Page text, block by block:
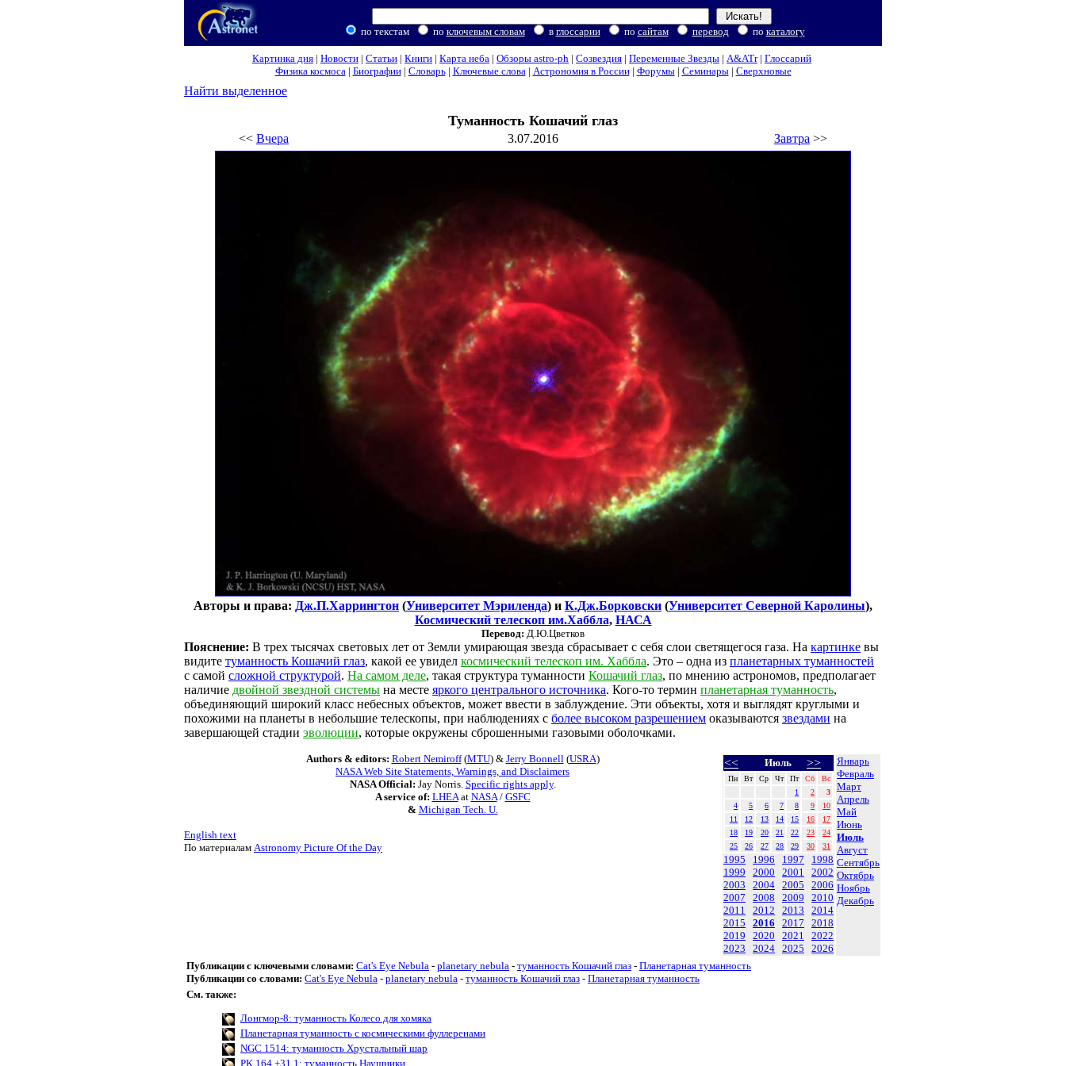
по текстам по ключевым словам в глоссарии по сайтам перевод по каталогу
Картинка дня | Новости | Статьи | Книги | Карта неба | Обзоры astro-ph | Созвездия | Переменные Звезды | A&ATr| Глоссарий
Физика космоса| Биографии| Словарь| Ключевые слова| Астрономия в России| Форумы| Семинары| Сверхновые
Найти выделенное
Туманность Кошачий глаз
<< Вчера 3.07.2016 Завтра >>
Авторы и права: Дж.П.Харрингтон (Университет Мэриленда) и К.Дж.Борковски (Университет Северной Каролины),
Космический телескоп им.Хаббла, НАСА
Перевод: Д.Ю.Цветков
Пояснение: В трех тысячах световых лет от Земли умирающая звезда сбрасывает с себя слои светящегося газа. На картинке вы
видите туманность Кошачий глаз, какой ее увидел космический телескоп им. Хаббла. Это – одна из планетарных туманностей
с самой сложной структурой. На самом деле, такая структура туманности Кошачий глаз, по мнению астрономов, предполагает
наличие двойной звездной системы на месте яркого центрального источника. Кого-то термин планетарная туманность,
объединяющий широкий класс небесных объектов, может ввести в заблуждение. Эти объекты, хотя и выглядят круглыми и
похожими на планеты в небольшие телескопы, при наблюдениях с более высоком разрешением оказываются звездами на
завершающей стадии эволюции, которые окружены сброшенными газовыми оболочками.
<< Июль >>
Пн Вт Ср Чт Пт Сб
Вс
1
2
3
4
5 6 7 8 9
10
11
12 13 14 15 16
17
18
19 20 21 22 23
24
25
26 27 28 29 30 31
1995 1996 1997
1998
1999
2000 2001
2002
2003
2004 2005
2006
2007
2008 2009
2010
2011
2012 2013
2014
2015
2016 2017
2018
2019
2020 2021
2022
2023
2024 2025 2026
Январь
Февраль
Март
Апрель
Май
Июнь
Июль
Август
Сентябрь
Октябрь
Ноябрь
Декабрь
Authors & editors: Robert Nemiroff(MTU) & Jerry Bonnell(USRA)
NASA Web Site Statements, Warnings, and Disclaimers
NASA Official: Jay Norris. Specific rights apply.
A service of: LHEAat NASA/ GSFC
& Michigan Tech. U.
English text
По материалам Astronomy Picture Of the Day
Публикации с ключевыми словами: Cat's Eye Nebula - planetary nebula - туманность Кошачий глаз - Планетарная туманность
Публикации со словами: Cat's Eye Nebula - planetary nebula - туманность Кошачий глаз - Планетарная туманность
См. также:
Лонгмор-8: туманность Колесо для хомяка
Планетарная туманность с космическими фуллеренами
NGC 1514: туманность Хрустальный шар
PK 164 +31.1: туманность Наушники